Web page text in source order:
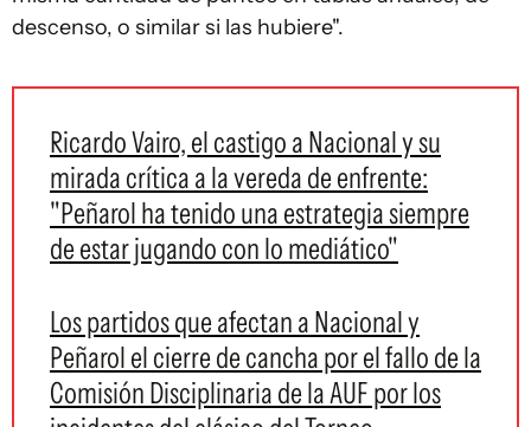
descenso, o similar si las hubiere".
Ricardo Vairo, el castigo a Nacional y su
mirada crítica a la vereda de enfrente:
"Peñarol ha tenido una estrategia siempre
de estar jugando con lo mediático"
Los partidos que afectan a Nacional y
Peñarol el cierre de cancha por el fallo de la
Comisión Disciplinaria de la AUF por los